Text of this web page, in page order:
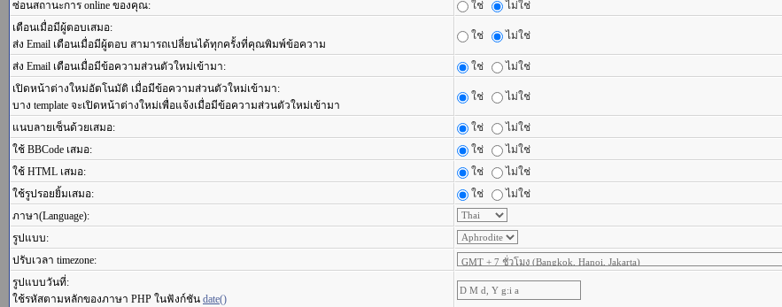
ซ่อนสถานะการ online ของคุณ:
ใช่
ไม่ใช่
เตือนเมื่อมีผู้ตอบเสมอ:
ส่ง Email เตือนเมื่อมีผู้ตอบ สามารถเปลี่ยนได้ทุกครั้งที่คุณพิมพ์ข้อความ
ใช่ ไม่ใช่
ส่ง Email เตือนเมื่อมีข้อความส่วนตัวใหม่เข้ามา: ใช่
ไม่ใช่
เปิดหน้าต่างใหม่อัตโนมัติ เมื่อมีข้อความส่วนตัวใหม่เข้ามา:
บาง template จะเปิดหน้าต่างใหม่เพื่อแจ้งเมื่อมีข้อความส่วนตัวใหม่เข้ามา
ใช่ ไม่ใช่
แนบลายเซ็นด้วยเสมอ: ใช่
ไม่ใช่
ใช้ BBCode เสมอ:
ใช่
ไม่ใช่
ใช้ HTML เสมอ:
ใช่
ไม่ใช่
ใช้รูปรอยยิ้มเสมอ:
ใช่
ไม่ใช่
ภาษา(Language):
รูปแบบ:
ปรับเวลา timezone:
รูปแบบวันที่:
ใช้รหัสตามหลักของภาษา PHP ในฟังก์ชัน date()